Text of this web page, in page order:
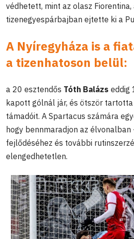
védhetett, mint az olasz
tizenegyespárbajban ejtette ki a
A Nyíregyháza is a
a tizenhatoson belül:
a 20 esztendős Tóth Balázs eddig
kapott gólnál jár, és ötször
támadóit. A Spartacus számára
hogy bennmaradjon az
fejlődéséhez és további
elengedhetetlen.